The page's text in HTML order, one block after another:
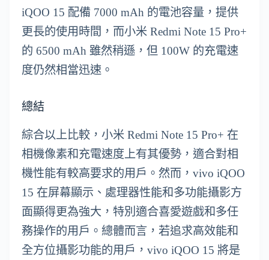
iQOO 15 配備 7000 mAh 的電池容量，提供
更長的使用時間，而小米 Redmi Note 15 Pro+
的 6500 mAh 雖然稍遜，但 100W 的充電速
度仍然相當迅速。
總結
綜合以上比較，小米 Redmi Note 15 Pro+ 在
相機像素和充電速度上有其優勢，適合對相
機性能有較高要求的用戶。然而，vivo iQOO
15 在屏幕顯示、處理器性能和多功能攝影方
面顯得更為強大，特別適合喜愛遊戲和多任
務操作的用戶。總體而言，若追求高效能和
全方位攝影功能的用戶，vivo iQOO 15 將是